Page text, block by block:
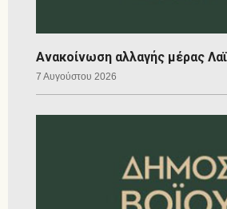
Ανακοίνωση αλλαγής μέρας
7 Αυγούστου 2026